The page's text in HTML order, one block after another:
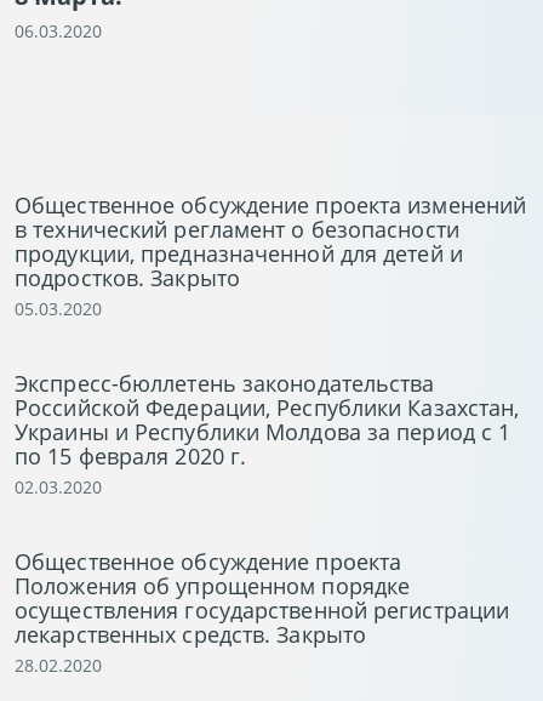
06.03.2020
Общественное обсуждение проекта изменений
в технический регламент о безопасности
продукции, предназначенной для детей и
подростков. Закрыто
05.03.2020
Экспресс-бюллетень законодательства
Российской Федерации, Республики Казахстан,
Украины и Республики Молдова за период с 1
по 15 февраля 2020 г.
02.03.2020
Общественное обсуждение проекта
Положения об упрощенном порядке
осуществления государственной регистрации
лекарственных средств. Закрыто
28.02.2020